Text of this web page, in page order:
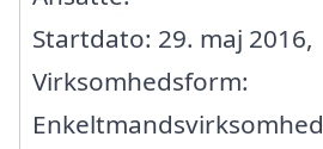
Startdato: 29. maj 2016,
Virksomhedsform:
Enkeltmandsvirksomhed